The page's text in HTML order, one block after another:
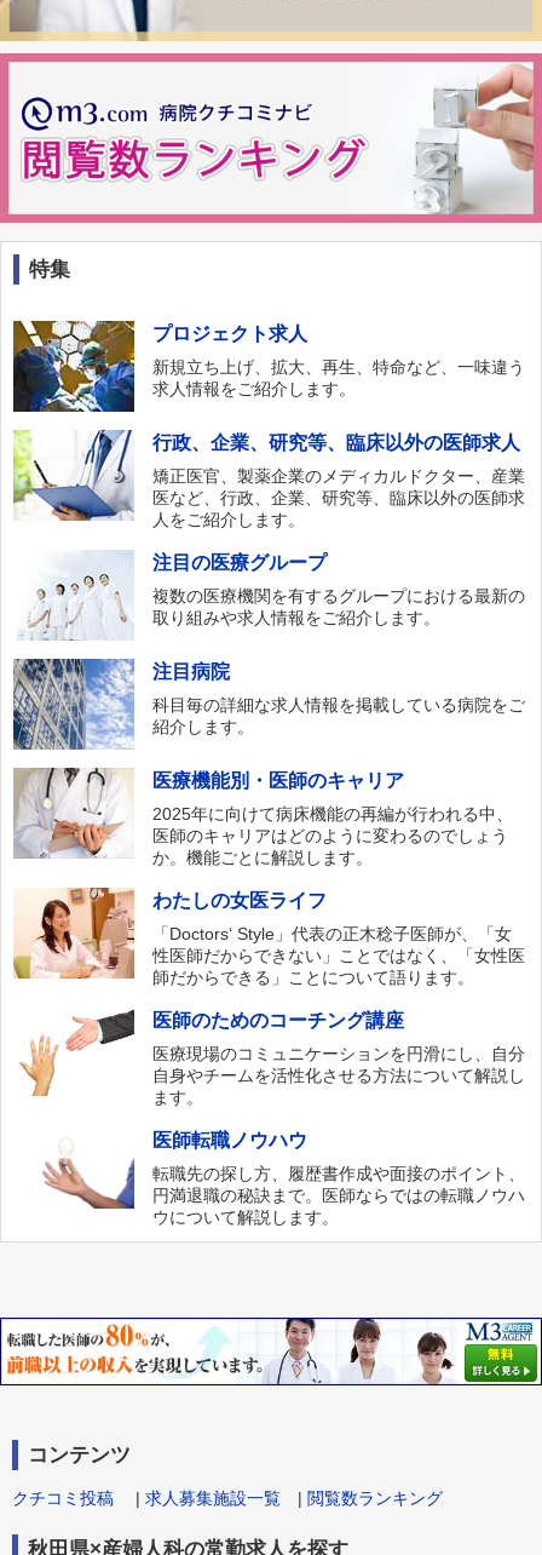
特集
プロジェクト求人
新規立ち上げ、拡大、再生、特命など、一味違う
求人情報をご紹介します。
行政、企業、研究等、臨床以外の医師求人
矯正医官、製薬企業のメディカルドクター、産業
医など、行政、企業、研究等、臨床以外の医師求
人をご紹介します。
注目の医療グループ
複数の医療機関を有するグループにおける最新の
取り組みや求人情報をご紹介します。
注目病院
科目毎の詳細な求人情報を掲載している病院をご
紹介します。
医療機能別・医師のキャリア
2025年に向けて病床機能の再編が行われる中、
医師のキャリアはどのように変わるのでしょう
か。機能ごとに解説します。
わたしの女医ライフ
「Doctors‘ Style」代表の正木稔子医師が、「女
性医師だからできない」ことではなく、「女性医
師だからできる」ことについて語ります。
医師のためのコーチング講座
医療現場のコミュニケーションを円滑にし、自分
自身やチームを活性化させる方法について解説し
ます。
医師転職ノウハウ
転職先の探し方、履歴書作成や面接のポイント、
円満退職の秘訣まで。医師ならではの転職ノウハ
ウについて解説します。
コンテンツ
クチコミ投稿 | 求人募集施設一覧 | 閲覧数ランキング
秋田県×産婦人科の常勤求人を探す